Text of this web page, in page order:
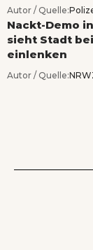
Autor / Quelle:
Nackt-Demo
sieht Stadt
einlenken
Autor / Quelle: